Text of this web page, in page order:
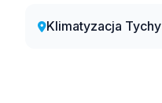
Klimatyzacja Tychy